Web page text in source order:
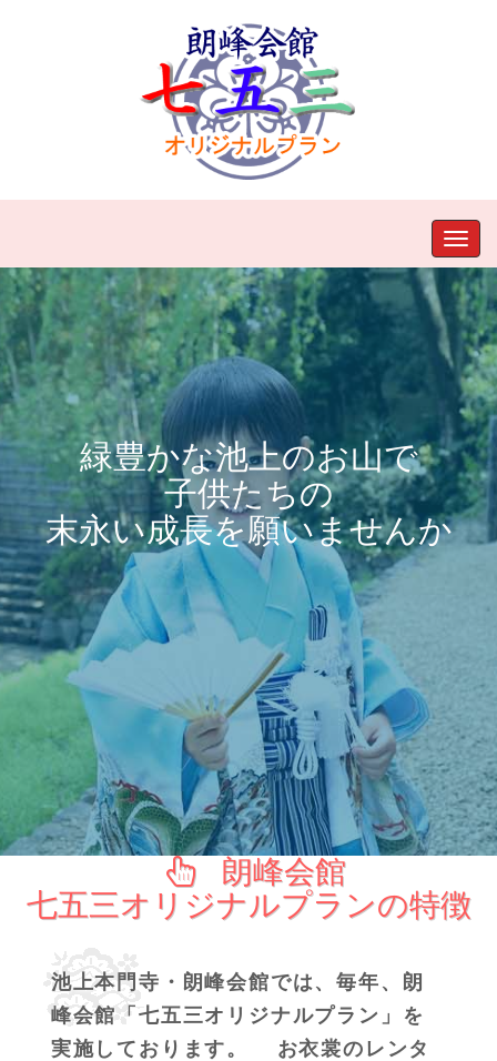
緑豊かな池上のお山で
子供たちの
末永い成長を願いませんか
朗峰会館
七五三オリジナルプランの特徴
池上本門寺・朗峰会館では、毎年、朗
峰会館「七五三オリジナルプラン」を
実施しております。 お衣裳のレンタ